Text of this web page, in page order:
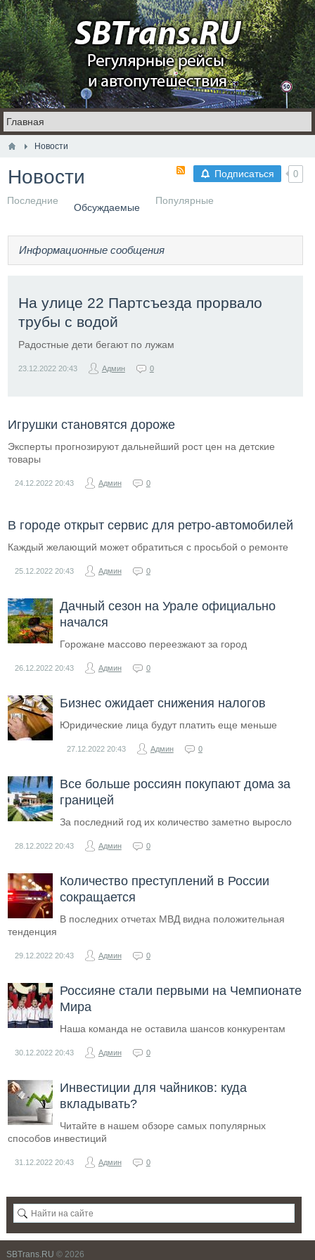
Новости
Подписаться 0
Новости
Последние
Обсуждаемые
Популярные
Информационные сообщения
На улице 22 Партсъезда прорвало
трубы с водой
Радостные дети бегают по лужам
23.12.2022 20:43 Админ 0
Игрушки становятся дороже
Эксперты прогнозируют дальнейший рост цен на детские
товары
24.12.2022 20:43 Админ 0
В городе открыт сервис для ретро-автомобилей
Каждый желающий может обратиться с просьбой о ремонте
25.12.2022 20:43 Админ 0
Дачный сезон на Урале официально
начался
Горожане массово переезжают за город
26.12.2022 20:43 Админ 0
Бизнес ожидает снижения налогов
Юридические лица будут платить еще меньше
27.12.2022 20:43 Админ 0
Все больше россиян покупают дома за
границей
За последний год их количество заметно выросло
28.12.2022 20:43 Админ 0
Количество преступлений в России
сокращается
В последних отчетах МВД видна положительная
тенденция
29.12.2022 20:43 Админ 0
Россияне стали первыми на Чемпионате
Мира
Наша команда не оставила шансов конкурентам
30.12.2022 20:43 Админ 0
Инвестиции для чайников: куда
вкладывать?
Читайте в нашем обзоре самых популярных
способов инвестиций
31.12.2022 20:43 Админ 0
SBTrans.RU © 2026